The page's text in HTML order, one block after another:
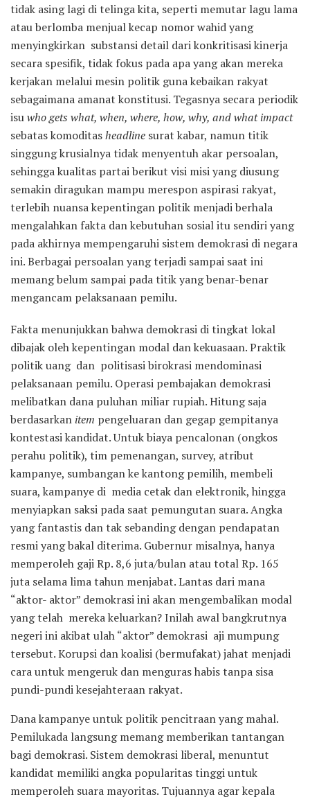
tidak asing lagi di telinga kita, seperti memutar lagu lama
atau berlomba menjual kecap nomor wahid yang
menyingkirkan substansi detail dari konkritisasi kinerja
secara spesifik, tidak fokus pada apa yang akan mereka
kerjakan melalui mesin politik guna kebaikan rakyat
sebagaimana amanat konstitusi. Tegasnya secara periodik
isuwho gets what, when, where, how, why, and what impact
sebatas komoditasheadline surat kabar, namun titik
singgung krusialnya tidak menyentuh akar persoalan,
sehingga kualitas partai berikut visi misi yang diusung
semakin diragukan mampu merespon aspirasi rakyat,
terlebih nuansa kepentingan politik menjadi berhala
mengalahkan fakta dan kebutuhan sosial itu sendiri yang
pada akhirnya mempengaruhi sistem demokrasi di negara
ini. Berbagai persoalan yang terjadi sampai saat ini
memang belum sampai pada titik yang benar-benar
mengancam pelaksanaan pemilu.
Fakta menunjukkan bahwa demokrasi di tingkat lokal
dibajak oleh kepentingan modal dan kekuasaan. Praktik
politik uang dan politisasi birokrasi mendominasi
pelaksanaan pemilu. Operasi pembajakan demokrasi
melibatkan dana puluhan miliar rupiah. Hitung saja
berdasarkan item pengeluaran dan gegap gempitanya
kontestasi kandidat. Untuk biaya pencalonan (ongkos
perahu politik), tim pemenangan, survey, atribut
kampanye, sumbangan ke kantong pemilih, membeli
suara, kampanye di media cetak dan elektronik, hingga
menyiapkan saksi pada saat pemungutan suara. Angka
yang fantastis dan tak sebanding dengan pendapatan
resmi yang bakal diterima. Gubernur misalnya, hanya
memperoleh gaji Rp. 8,6 juta/bulan atau total Rp. 165
juta selama lima tahun menjabat. Lantas dari mana
“aktor- aktor” demokrasi ini akan mengembalikan modal
yang telah mereka keluarkan? Inilah awal bangkrutnya
negeri ini akibat ulah “aktor” demokrasi aji mumpung
tersebut. Korupsi dan koalisi (bermufakat) jahat menjadi
cara untuk mengeruk dan menguras habis tanpa sisa
pundi-pundi kesejahteraan rakyat.
Dana kampanye untuk politik pencitraan yang mahal.
Pemilukada langsung memang memberikan tantangan
bagi demokrasi. Sistem demokrasi liberal, menuntut
kandidat memiliki angka popularitas tinggi untuk
memperoleh suara mayoritas. Tujuannya agar kepala